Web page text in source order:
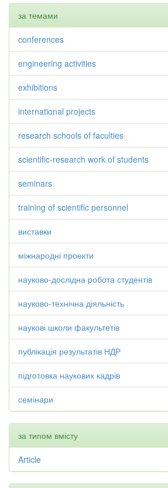
за темами
conferences
engineering activities
exhibitions
international projects
research schools of faculties
scientific-research work of students
seminars
training of scientific personnel
виставки
міжнародні проекти
науково-дослідна робота студентів
науково-технічна діяльність
наукові школи факультетів
публікація результатів НДР
підготовка наукових кадрів
семінари
за типом вмісту
Article